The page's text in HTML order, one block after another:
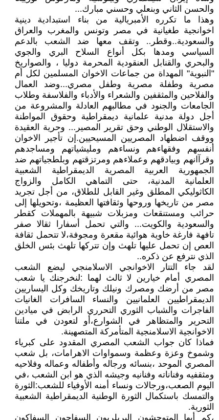
والحسن الثاني وبنعلي وحسني مبارك...
وهذا ما تكرره الأمبريالية من بناء استبدادية دينية
اخوانجية طغيانية في مصر وتونس والمغرب والعراق
والسعودية..وقطر.. وتقف معها ضد الشعب بالدعم
السياسي ومدها بكل أنواع السلاح البري والجوي
والبحري والقنابل العنقودية المحرمة دوليا ، والصواريخ
"النبوية" المهداة من جماعات الاخوان المسلمين لكل أم
مصرية وطفلة مصرية وطفل مصري...وضد العمال
والفلاحين والمثقفين والشعراء والأدباء والفلاسفة وطلاب
الجامعات والجنود في مطالبهم العادلة والمشروعة من
أجل دولة مدنية علمانية ديمقراطية وحقوق المواطنة
والاستقلال الوطني وحق تقرير المصير... وحرية العقيدة
ووقف اضطهاد المصريين المسيحيين.إن تأجير الاخوان
أنفسهم وفقهاءهم ونساءهم ومليشياتهم ومساجدهم
وقرآانهم وبيادقهم وعملاءهم ومرتزقتهم وبلطجياتهم ضد
الجمهورية العربية المصرية الديمقراطية الشعبية
العلمانية المدنية، حتى التماهي الكامل والزواج
الكاثوليكي المطلق وغير القابل للطلاق، من أجل تجريد
مصر من تاريخها وروحها وثقافتها العظيمة ،وتحويلها إلى
حرائب ومستنقعات ومزبلات شبيهة بالمهملات كقطر
والسعودية والكويت... والتي تحمل أسفارا ثقالا صفر
تافهة فارغة خاوية هوائية مقعرة ومجوفة،لا تتحمل ثقافة
العص إن تحمل عليها تلهث وإن تتركها تلهث بئس الخلق
الذي نترفع عن ذكره..
لقد جاء التتار الاخوانجي الاسلامنجي ليضع الشعب
المصري أمام خيارين لا ثالث لهما :لنخرجنك يا شعب
مصر من أرضك ومصرك ونيلك وتاريخك وكل اليساريين
الديمقراطيين العلمانيين والنساء السافرات الغانيات
الفاجرات والشباب الثوري التحرري الرابض في ميادين
التحرير والمتظاهر في الشوارع،أو لتعودن في ملتنا
الاخوانجية الاسلامنجية المتأمركة المتصهينة.
فماذا كان جواب الشعب المصري المقدود على كبرياء
وشموخ وعزة وعظمة وسمواوات الاهرامات، بل شعب
المصري الموحد ،بنسائه ورجاله وأطفاله وعماله وفلاحيه
ومثقفيه وفناناته وفنانيه وجيشه الذي هو ابن الشعب ،في
اليوم الصعب،ورجالات ونساء أمنه الأوفياء للشعب:الثورة
والتمسك باستكمال الثورة الوطنية الديمقراطية الشعبية
الثورية.
،كم أيها المتوحشون البربلريون السفاحون السفاكون